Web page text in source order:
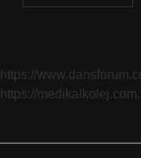
Kaç
https://
https://